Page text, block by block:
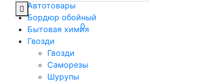
0
Автотовары
Бордюр обойный
Бытовая химия
Гвозди
Гвозди
Саморезы
Шурупы